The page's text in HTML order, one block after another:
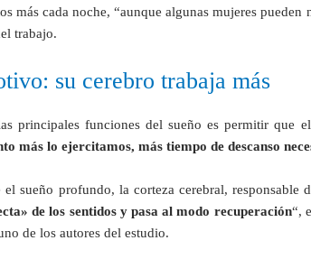
más cada noche, “aunque algunas mujeres
trabajo.
su cerebro trabaja más
principales funciones del sueño es permitir que
más lo ejercitamos, más tiempo de descanso
el sueño profundo, la corteza cerebral, responsable
de los sentidos y pasa al modo recuperación“,
de los autores del estudio.